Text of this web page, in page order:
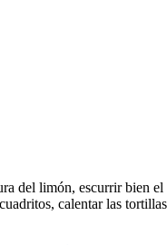
del limón, escurrir bien
calentar las